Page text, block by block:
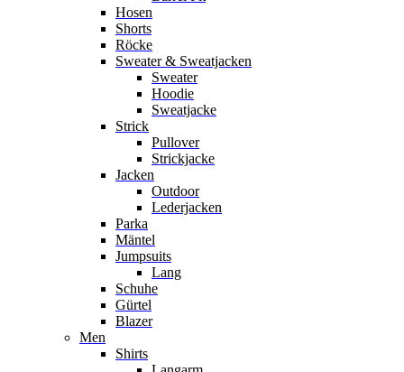
Hosen
Shorts
Röcke
Sweater & Sweatjacken
Sweater
Hoodie
Sweatjacke
Strick
Pullover
Strickjacke
Jacken
Outdoor
Lederjacken
Parka
Mäntel
Jumpsuits
Lang
Schuhe
Gürtel
Blazer
Men
Shirts